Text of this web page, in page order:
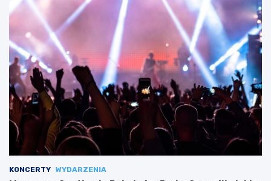
KONCERTY WYDARZENIA